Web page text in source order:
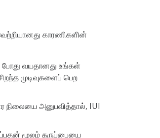
காரணிகளின்
போது வயதானது உங்கள்
முடிவுகளைப் பெற
நிலையை அனுபவித்தால், IUI
மூலம் கருப்பையை